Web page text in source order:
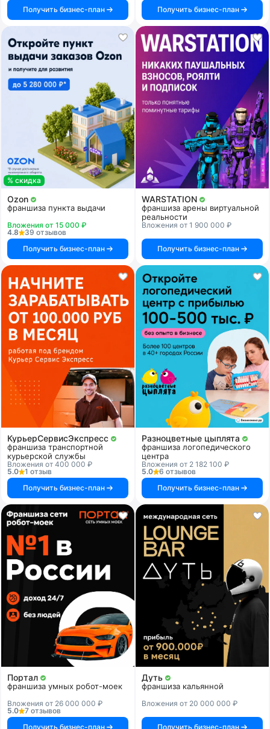
Получить бизнес-план
Получить бизнес-план
% скидка
Ozon
франшиза пункта выдачи
Вложения от 15 000 ₽
4.8
39 отзывов
Получить бизнес-план
WARSTATION
франшиза арены виртуальной
реальности
Вложения от 1 900 000 ₽
Получить бизнес-план
КурьерСервисЭкспресс
франшиза транспортной
курьерской службы
Вложения от 400 000 ₽
5.0
1 отзыв
Получить бизнес-план
Разноцветные цыплята
франшиза логопедического
центра
Вложения от 2 182 100 ₽
5.0
6 отзывов
Получить бизнес-план
Портал
франшиза умных робот-моек
Вложения от 26 000 000 ₽
5.0
7 отзывов
Получить бизнес-план
Дуть
франшиза кальянной
Вложения от 20 000 000 ₽
Получить бизнес-план